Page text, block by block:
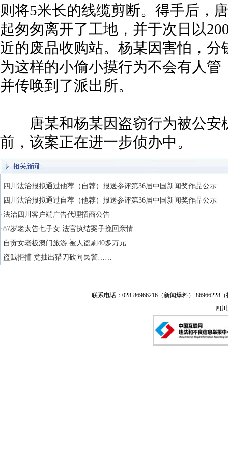
则将5米长的线缆剪断。得手后，
起匆匆离开了工地，并于次日以
近的废品收购站。杨某因害怕，
为这样的小偷小摸行为不会有人
并传唤到了派出所。
唐某和杨某因盗窃行为被公安
前，该案正在进一步侦办中。
·四川法治报拟通过他荐（自荐）报送参评第36届中国新闻奖作品公示
·四川法治报拟通过自荐（他荐）报送参评第36届中国新闻奖作品公示
·法治四川客户端广告代理招商公告
·87岁老太告七子女 法官执结案子挽回亲情
·自贡女老板澳门旅游 被人盗刷40多万元
·盗贼拒捕 竟抽出猎刀砍向民警……
联系电话：028-86966216（新闻爆料） 86966228
四